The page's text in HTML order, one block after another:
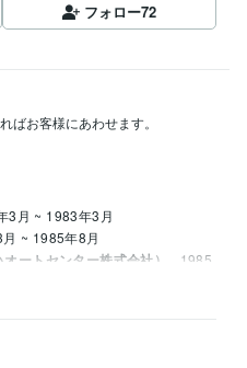
フォロー72
ばお客様にあわせます。
3月 ~ 1983年3月
~ 1985年8月
ートセンター株式会社）
1985